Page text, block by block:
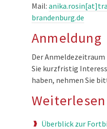
Mail:
brandenburg.de
Anmeldung
Der
Sie kurzfristig
haben, nehmen Sie
Weiterlesen
Überblick zur